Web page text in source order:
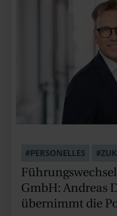
#PERSONELLES
GmbH: Andreas
übernimmt die